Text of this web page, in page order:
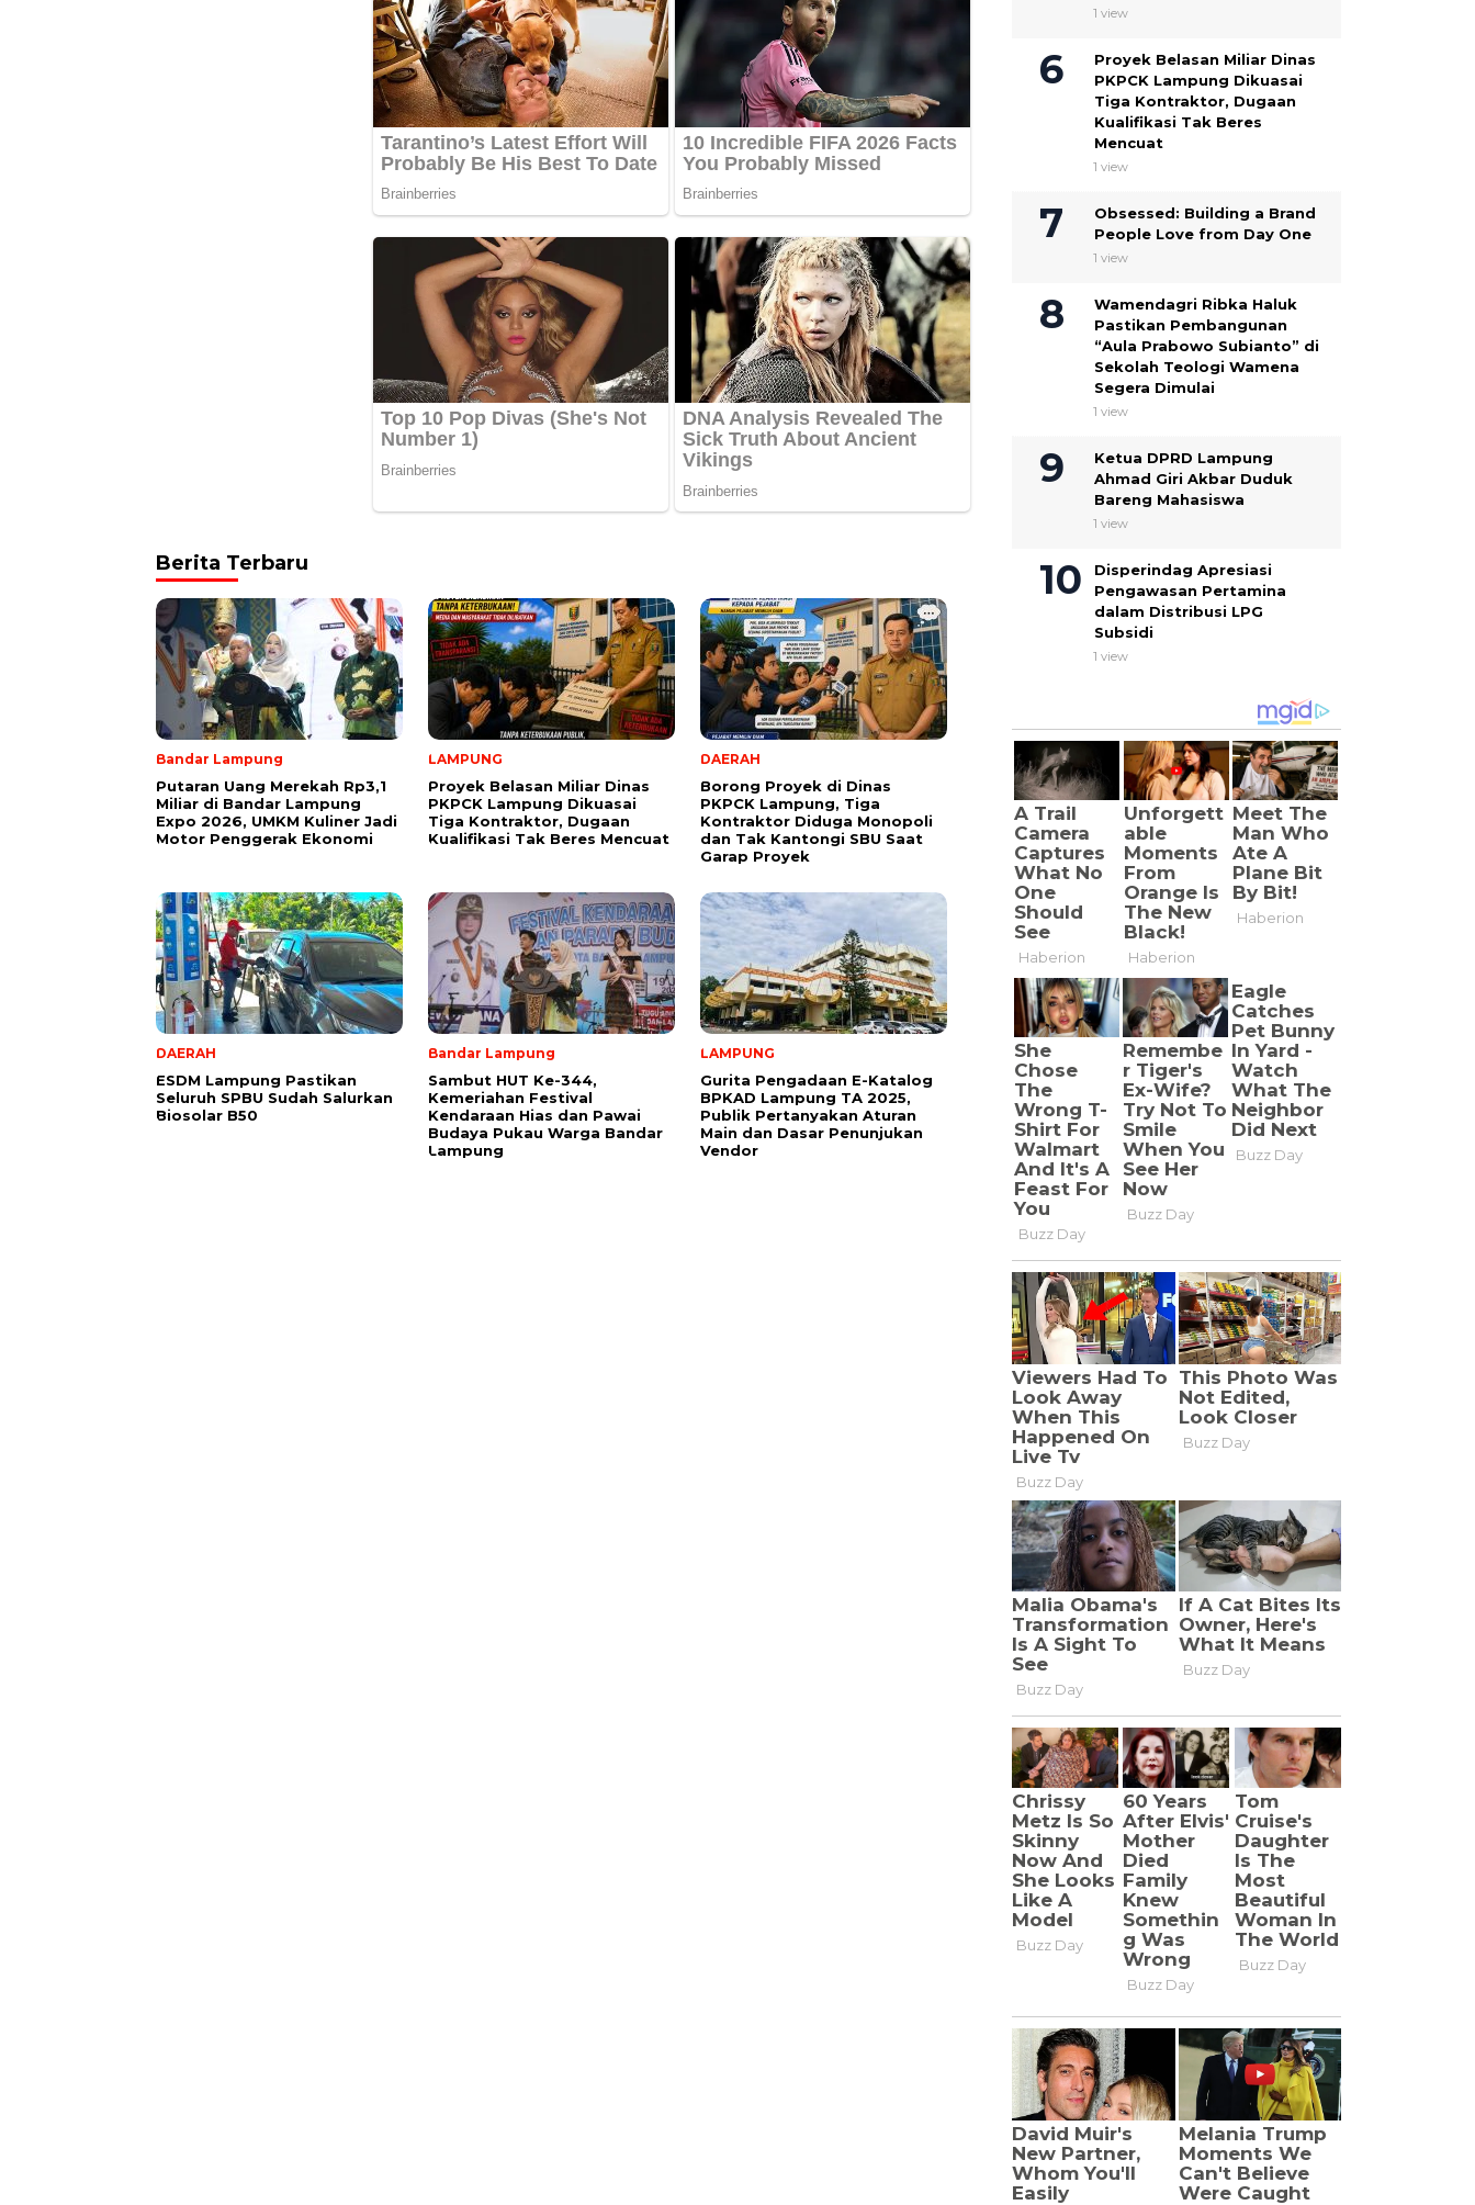
Berita Terbaru
Bandar Lampung
Putaran Uang Merekah Rp3,1
Miliar di Bandar Lampung
Expo 2026, UMKM Kuliner Jadi
Motor Penggerak Ekonomi
LAMPUNG
Proyek Belasan Miliar Dinas
PKPCK Lampung Dikuasai
Tiga Kontraktor, Dugaan
Kualifikasi Tak Beres Mencuat
DAERAH
Borong Proyek di Dinas
PKPCK Lampung, Tiga
Kontraktor Diduga Monopoli
dan Tak Kantongi SBU Saat
Garap Proyek
DAERAH
ESDM Lampung Pastikan
Seluruh SPBU Sudah Salurkan
Biosolar B50
Bandar Lampung
Sambut HUT Ke-344,
Kemeriahan Festival
Kendaraan Hias dan Pawai
Budaya Pukau Warga Bandar
Lampung
LAMPUNG
Gurita Pengadaan E-Katalog
BPKAD Lampung TA 2025,
Publik Pertanyakan Aturan
Main dan Dasar Penunjukan
Vendor
1 view
Proyek Belasan Miliar Dinas
PKPCK Lampung Dikuasai
Tiga Kontraktor, Dugaan
Kualifikasi Tak Beres
Mencuat
1 view
Obsessed: Building a Brand
People Love from Day One
1 view
Wamendagri Ribka Haluk
Pastikan Pembangunan
“Aula Prabowo Subianto” di
Sekolah Teologi Wamena
Segera Dimulai
1 view
Ketua DPRD Lampung
Ahmad Giri Akbar Duduk
Bareng Mahasiswa
1 view
Disperindag Apresiasi
Pengawasan Pertamina
dalam Distribusi LPG
Subsidi
1 view